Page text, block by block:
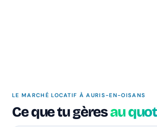
LE MARCHÉ LOCATIF À AURIS-EN-OISANS
Ce que tu gèresau